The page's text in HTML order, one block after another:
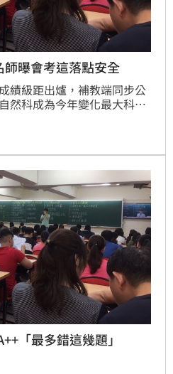
曝會考這落點安全
績級距出爐，補教端同步公
然科成為今年變化最大科
明星高中錄取門檻仍維持高
「最多錯這幾題」